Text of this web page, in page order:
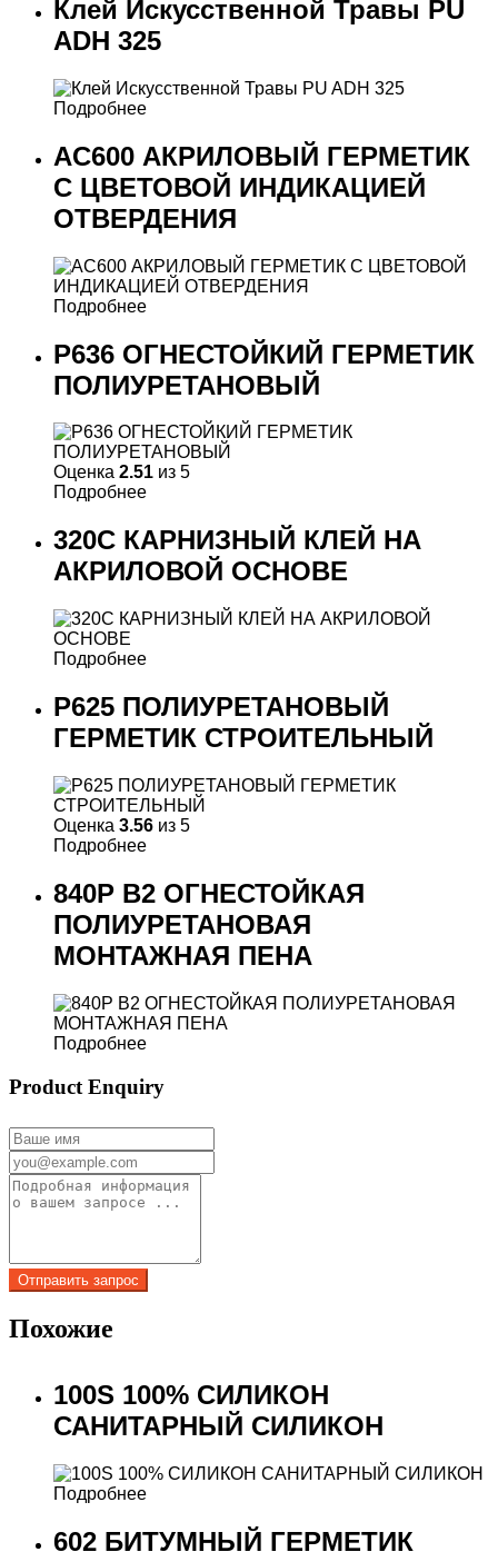
Клей Искусственной Травы PU
ADH 325
Подробнее
AC600 АКРИЛОВЫЙ ГЕРМЕТИК
С ЦВЕТОВОЙ ИНДИКАЦИЕЙ
ОТВЕРДЕНИЯ
Подробнее
P636 ОГНЕСТОЙКИЙ ГЕРМЕТИК
ПОЛИУРЕТАНОВЫЙ
Оценка 2.51 из 5
Подробнее
320C КАРНИЗНЫЙ КЛЕЙ НА
АКРИЛОВОЙ ОСНОВЕ
Подробнее
P625 ПОЛИУРЕТАНОВЫЙ
ГЕРМЕТИК СТРОИТЕЛЬНЫЙ
Оценка 3.56 из 5
Подробнее
840P B2 ОГНЕСТОЙКАЯ
ПОЛИУРЕТАНОВАЯ
МОНТАЖНАЯ ПЕНА
Подробнее
Product Enquiry
Похожие
100S 100% СИЛИКОН
САНИТАРНЫЙ СИЛИКОН
Подробнее
602 БИТУМНЫЙ ГЕРМЕТИК